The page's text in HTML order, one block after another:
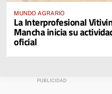
MUNDO AGRARIO
La Interprofesional
Mancha inicia su
oficial